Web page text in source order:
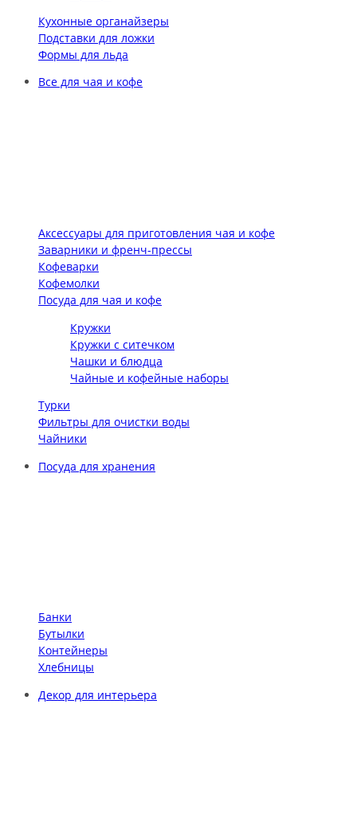
Кухонные органайзеры
Подставки для ложки
Формы для льда
Все для чая и кофе
Аксессуары для приготовления чая и кофе
Заварники и френч-прессы
Кофеварки
Кофемолки
Посуда для чая и кофе
Кружки
Кружки с ситечком
Чашки и блюдца
Чайные и кофейные наборы
Турки
Фильтры для очистки воды
Чайники
Посуда для хранения
Банки
Бутылки
Контейнеры
Хлебницы
Декор для интерьера